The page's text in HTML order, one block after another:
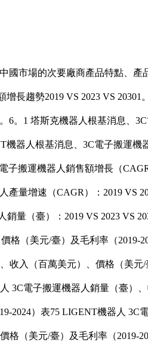
市場的次要廠商產品特點、產
長趨勢2019 VS 2023 VS 20301
6。1 塔斯克機器人根基消息、
機器人根基消息、3C電子搬運
搬運機器人銷售額增長（
量增速（CAGR）：2019 VS
量（臺）：2019 VS 2023 VS
（美元/臺）及毛利率（2019-
入（百萬美元）、價格（美元/
3C電子搬運機器人銷量（臺）
2024）表75 LIGENT機器人
（美元/臺）及毛利率（2019-